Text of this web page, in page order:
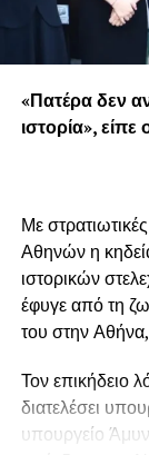
«Πατέρα δεν
ιστορία», είπε
Με
Αθηνών η
ιστορικών
έφυγε από τη
του στην
Τον επικήδειο
διατελέσει
υπουργείο